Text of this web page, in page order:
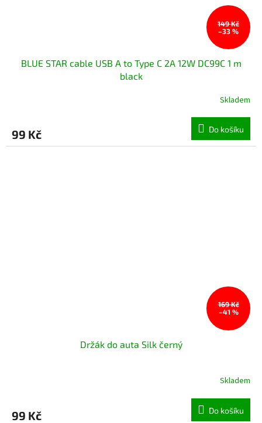
149 Kč
–33 %
BLUE STAR cable USB A to Type C 2A 12W DC99C 1 m
black
Skladem
99 Kč Do košíku
169 Kč
–41 %
Držák do auta Silk černý
Skladem
99 Kč Do košíku